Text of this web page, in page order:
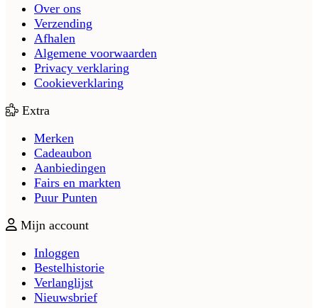
Over ons
Verzending
Afhalen
Algemene voorwaarden
Privacy verklaring
Cookieverklaring
Extra
Merken
Cadeaubon
Aanbiedingen
Fairs en markten
Puur Punten
Mijn account
Inloggen
Bestelhistorie
Verlanglijst
Nieuwsbrief